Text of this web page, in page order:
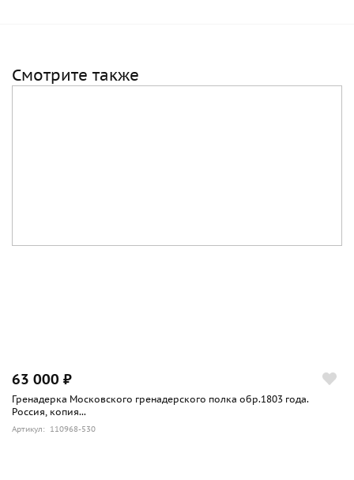
Смотрите также
63 000 ₽
Гренадерка Московского гренадерского полка обр.1803 года.
Россия, копия...
Артикул: 110968-530